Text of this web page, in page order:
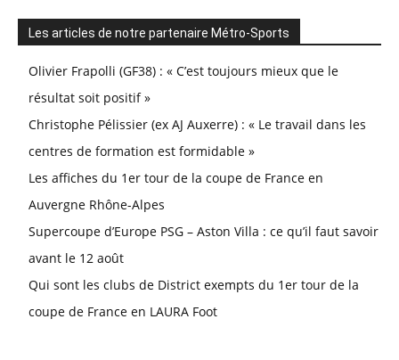
Les articles de notre partenaire Métro-Sports
Olivier Frapolli (GF38) : « C’est toujours mieux que le
résultat soit positif »
Christophe Pélissier (ex AJ Auxerre) : « Le travail dans les
centres de formation est formidable »
Les affiches du 1er tour de la coupe de France en
Auvergne Rhône-Alpes
Supercoupe d’Europe PSG – Aston Villa : ce qu’il faut savoir
avant le 12 août
Qui sont les clubs de District exempts du 1er tour de la
coupe de France en LAURA Foot